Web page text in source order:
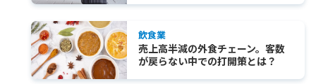
飲食業
売上高半減の外食チェーン。客数
が戻らない中での打開策とは？